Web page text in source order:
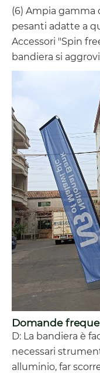
(6) Ampia gamma
pesanti adatte a
Accessori "Spin
bandiera si
Domande
D: La bandiera è
necessari
alluminio, far